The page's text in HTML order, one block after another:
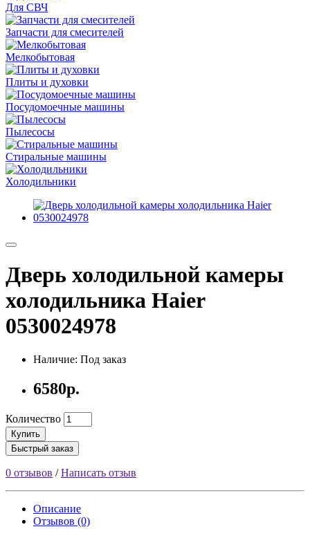
Для СВЧ
Запчасти для смесителей
Мелкобытовая
Плиты и духовки
Посудомоечные машины
Пылесосы
Стиральные машины
Холодильники
Дверь холодильной камеры
холодильника Haier
0530024978
Наличие: Под заказ
6580р.
Количество
Купить
Быстрый заказ
0 отзывов /Написать отзыв
Описание
Отзывов (0)